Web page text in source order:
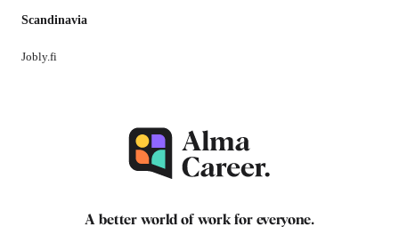
Scandinavia
Jobly.fi
A better world of work for everyone.